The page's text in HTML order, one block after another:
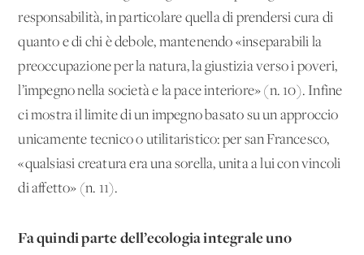
responsabilità, in particolare quella di prendersi cura di
quanto e di chi è debole, mantenendo «inseparabili la
preoccupazione per la natura, la giustizia verso i poveri,
l’impegno nella società e la pace interiore» (n. 10). Infine
ci mostra il limite di un impegno basato su un approccio
unicamente tecnico o utilitaristico: per san Francesco,
«qualsiasi creatura era una sorella, unita a lui con vincoli
di affetto» (n. 11).
Fa quindi parte dell’ecologia integrale uno